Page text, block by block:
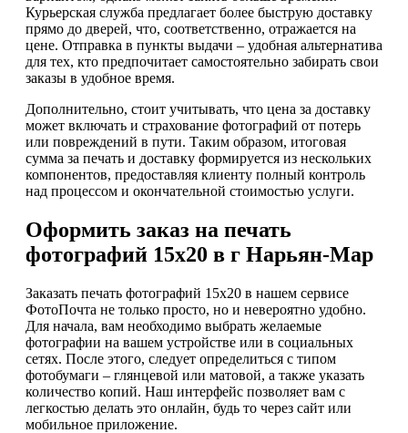
Курьерская служба предлагает более быструю доставку
прямо до дверей, что, соответственно, отражается на
цене. Отправка в пункты выдачи – удобная альтернатива
для тех, кто предпочитает самостоятельно забирать свои
заказы в удобное время.
Дополнительно, стоит учитывать, что цена за доставку
может включать и страхование фотографий от потерь
или повреждений в пути. Таким образом, итоговая
сумма за печать и доставку формируется из нескольких
компонентов, предоставляя клиенту полный контроль
над процессом и окончательной стоимостью услуги.
Оформить заказ на печать
фотографий 15х20 в г Нарьян-Мар
Заказать печать фотографий 15х20 в нашем сервисе
ФотоПочта не только просто, но и невероятно удобно.
Для начала, вам необходимо выбрать желаемые
фотографии на вашем устройстве или в социальных
сетях. После этого, следует определиться с типом
фотобумаги – глянцевой или матовой, а также указать
количество копий. Наш интерфейс позволяет вам с
легкостью делать это онлайн, будь то через сайт или
мобильное приложение.